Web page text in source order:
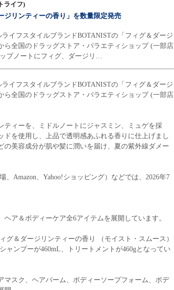
ライフ)
ジリンティーの香り」を数量限定発売
イフスタイルブランドBOTANISTの「フィグ＆ダージ
ら全国のドラッグストア・バラエティショップ (一部店
プノートにフィグ、ダージリ…
イフスタイルブランドBOTANISTの「フィグ＆ダージ
ら全国のドラッグストア・バラエティショップ (一部店
ティーを、ミドルノートにジャスミン、ミュゲを採
ドを使用し、上品で透明感あふれる香りに仕上げまし
美容成分が肌や髪に潤いを届け、夏の紫外線ダメー
Amazon、Yahoo!ショッピング）などでは、2026年7
ヘア＆ボディーケア全6アイテムを展開しています。
グ＆ダージリンティーの香り （モイスト・スムース）
ャンプーが460mL、トリートメントが460gとなってい
マスク、ヘアバーム、ボディーソープフォーム、ボデ